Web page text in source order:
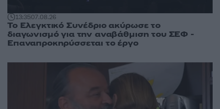
13:3507.08.26
Το Ελεγκτικό Συνέδριο ακύρωσε το
διαγωνισμό για την αναβάθμιση του ΣΕΦ -
Επαναπροκηρύσσεται το έργο